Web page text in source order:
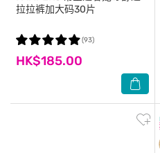
拉拉裤加大码30片
HK$185.00
(93)